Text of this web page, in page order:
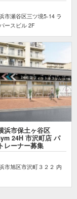
市瀬谷区三ツ境5-14 ラ
ースビル 2F
浜市保土ヶ谷区
24H 市沢町店 パ
レーナー募集
市旭区市沢町３２２ 内